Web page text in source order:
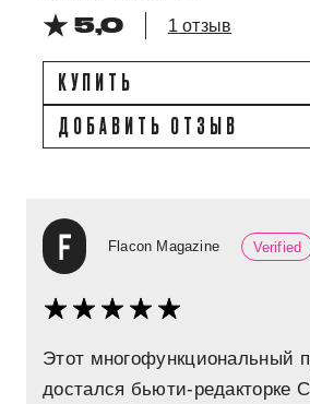
5,0
1 отзыв
КУПИТЬ
ДОБАВИТЬ ОТЗЫВ
Flacon Magazine Verified
Этот многофункциональный
достался бьюти-редакторке